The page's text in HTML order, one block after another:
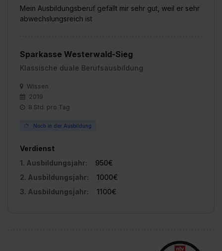
Mein Ausbildungsberuf gefällt mir sehr gut, weil er sehr
abwechslungsreich ist
Sparkasse Westerwald-Sieg
Klassische duale Berufsausbildung
Wissen
2019
8 Std. pro Tag
Noch in der Ausbildung
Verdienst
1. Ausbildungsjahr:
950€
2. Ausbildungsjahr:
1000€
3. Ausbildungsjahr:
1100€